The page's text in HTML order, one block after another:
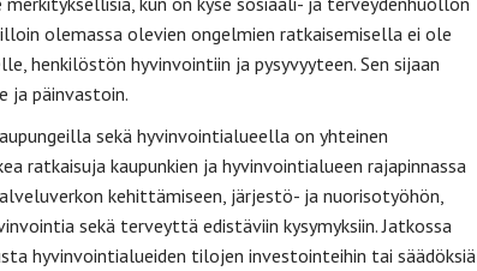
olemassa olevien ongelmien ratkaisemisella ei ole
henkilöstön hyvinvointiin ja pysyvyyteen. Sen sijaan
ja päinvastoin.
sekä hyvinvointialueella on yhteinen
ratkaisuja kaupunkien ja hyvinvointialueen rajapinnassa
kehittämiseen, järjestö- ja nuorisotyöhön,
sekä terveyttä edistäviin kysymyksiin. Jatkossa
hyvinvointialueiden tilojen investointeihin tai säädöksiä